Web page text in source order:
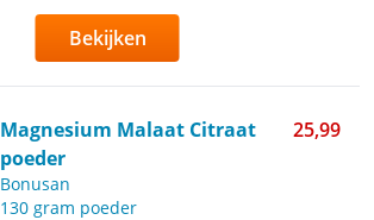
Bekijken
Magnesium Malaat Citraat
poeder
25,99
Bonusan
130 gram poeder